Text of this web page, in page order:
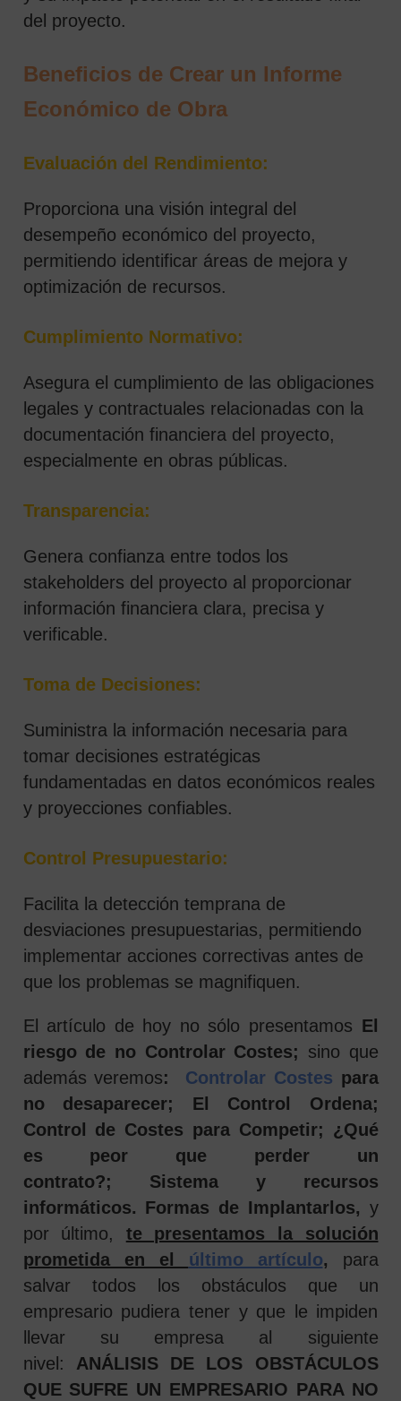
del proyecto.
Beneficios de Crear un Informe
Económico de Obra
Evaluación del Rendimiento:
Proporciona una visión integral del
desempeño económico del proyecto,
permitiendo identificar áreas de mejora y
optimización de recursos.
Cumplimiento Normativo:
Asegura el cumplimiento de las obligaciones
legales y contractuales relacionadas con la
documentación financiera del proyecto,
especialmente en obras públicas.
Transparencia:
Genera confianza entre todos los
stakeholders del proyecto al proporcionar
información financiera clara, precisa y
verificable.
Toma de Decisiones:
Suministra la información necesaria para
tomar decisiones estratégicas
fundamentadas en datos económicos reales
y proyecciones confiables.
Control Presupuestario:
Facilita la detección temprana de
desviaciones presupuestarias, permitiendo
implementar acciones correctivas antes de
que los problemas se magnifiquen.
El artículo de hoy no sólo presentamos El
riesgo de no Controlar Costes; sino que
además veremos: Controlar Costes para
no desaparecer; El Control Ordena;
Control de Costes para Competir; ¿Qué
es peor que perder un
contrato?; Sistema y recursos
informáticos. Formas de Implantarlos, y
por último, te presentamos la solución
prometida en el último artículo, para
salvar todos los obstáculos que un
empresario pudiera tener y que le impiden
llevar su empresa al siguiente
nivel: ANÁLISIS DE LOS OBSTÁCULOS
QUE SUFRE UN EMPRESARIO PARA NO